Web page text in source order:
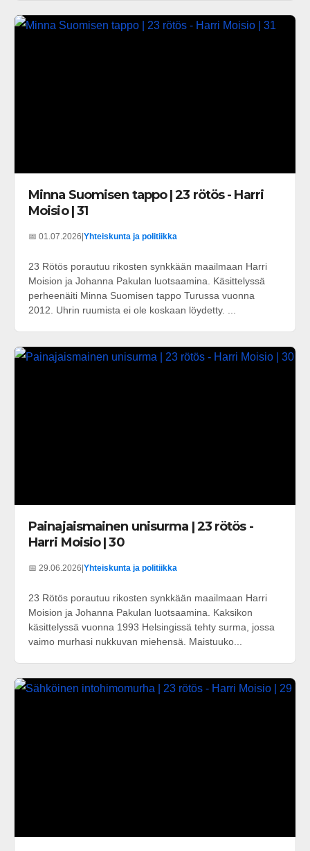
Minna Suomisen tappo | 23 rötös - Harri
Moisio | 31
📅 01.07.2026 Yhteiskunta ja politiikka
23 Rötös porautuu rikosten synkkään maailmaan Harri
Moision ja Johanna Pakulan luotsaamina. Käsittelyssä
perheenäiti Minna Suomisen tappo Turussa vuonna
2012. Uhrin ruumista ei ole koskaan löydetty. ...
Painajaismainen unisurma | 23 rötös -
Harri Moisio | 30
📅 29.06.2026 Yhteiskunta ja politiikka
23 Rötös porautuu rikosten synkkään maailmaan Harri
Moision ja Johanna Pakulan luotsaamina. Kaksikon
käsittelyssä vuonna 1993 Helsingissä tehty surma, jossa
vaimo murhasi nukkuvan miehensä. Maistuuko...